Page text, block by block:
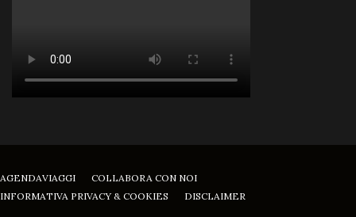
AGENDAVIAGGI
COLLABORA CON NOI
INFORMATIVA PRIVACY & COOKIES
DISCLAIMER